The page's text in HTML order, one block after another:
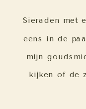
Sieraden met
eens in de
mijn
kijken of de